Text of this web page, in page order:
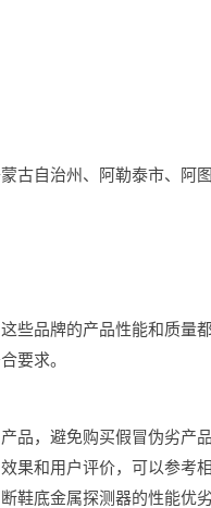
古自治州、阿勒泰市、阿
些品牌的产品性能和质量
要求。
品，避免购买假冒伪劣产
和用户评价，可以参考
鞋底金属探测器的性能优劣